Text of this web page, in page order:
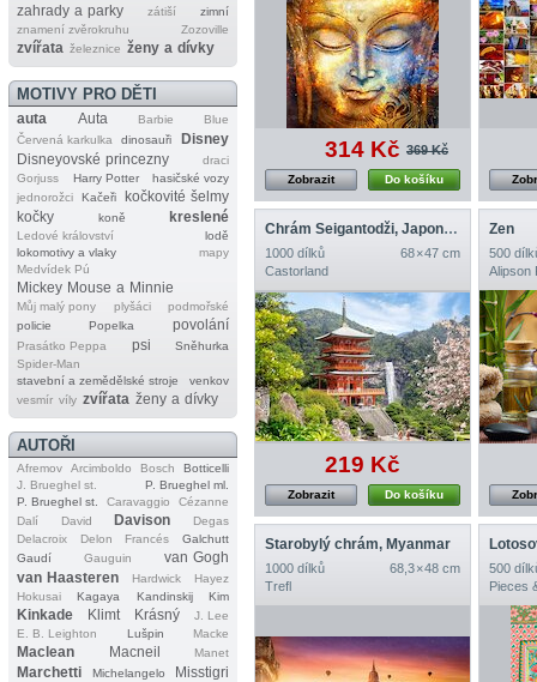
zahrady a parky zátiší
zimní
znamení zvěrokruhu
Zozoville
zvířata železnice ženy a dívky
MOTIVY PRO DĚTI
auta Auta Barbie
Blue
Červená karkulka
dinosauři
Disney
Disneyovské princezny
draci
Gorjuss
Harry Potter
hasičské vozy
jednorožci
Kačeři
kočkovité šelmy
kočky
koně kreslené
Ledové království
lodě
lokomotivy a vlaky
mapy
Medvídek Pú
Mickey Mouse a Minnie
Můj malý pony plyšáci
podmořské
policie
Popelka povolání
Prasátko Peppa psi
Sněhurka
Spider‐Man
stavební a zemědělské stroje
venkov
vesmír víly zvířata ženy a dívky
AUTOŘI
Afremov Arcimboldo Bosch
Botticelli
J. Brueghel st.
P. Brueghel ml.
P. Brueghel st.
Caravaggio
Cézanne
Dalí
David Davison
Degas
Delacroix
Delon Francés
Galchutt
Gaudí
Gauguin
van Gogh
van Haasteren
Hardwick
Hayez
Hokusai
Kagaya Kandinskij Kim
Kinkade Klimt Krásný
J. Lee
E. B. Leighton
Lušpin Macke
Maclean Macneil Manet
Marchetti Michelangelo Misstigri
314 Kč 369 Kč
Do košíku
Zobrazit
Chrám Seigantodži, Japonsko
1000 dílků
68 × 47 cm
Castorland
219 Kč
Do košíku
Zobrazit
Zen
500
Alipson
Starobylý chrám, Myanmar
1000 dílků
68,3 × 48 cm
Trefl
500
Pieces